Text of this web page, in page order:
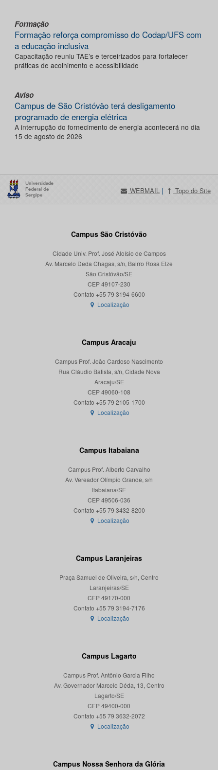
Formação
Formação reforça compromisso do Codap/UFS com
a educação inclusiva
Capacitação reuniu TAE’s e terceirizados para fortalecer
práticas de acolhimento e acessibilidade
Aviso
Campus de São Cristóvão terá desligamento
programado de energia elétrica
A interrupção do fornecimento de energia acontecerá no dia
15 de agosto de 2026
WEBMAIL | Topo do Site
Campus São Cristóvão
Cidade Univ. Prof. José Aloísio de Campos
Av. Marcelo Deda Chagas, s/n, Bairro Rosa Elze
São Cristóvão/SE
CEP 49107-230
Localização
Campus Aracaju
Campus Prof. João Cardoso Nascimento
Rua Cláudio Batista, s/n, Cidade Nova
Aracaju/SE
CEP 49060-108
Localização
Campus Itabaiana
Campus Prof. Alberto Carvalho
Av. Vereador Olímpio Grande, s/n
Itabaiana/SE
CEP 49506-036
Localização
Campus Laranjeiras
Praça Samuel de Oliveira, s/n, Centro
Laranjeiras/SE
CEP 49170-000
Localização
Campus Lagarto
Campus Prof. Antônio Garcia Filho
Av. Governador Marcelo Déda, 13, Centro
Lagarto/SE
CEP 49400-000
Localização
Campus Nossa Senhora da Glória